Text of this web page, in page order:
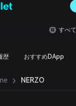
すべ
歴 おすすめDApp
› NERZO